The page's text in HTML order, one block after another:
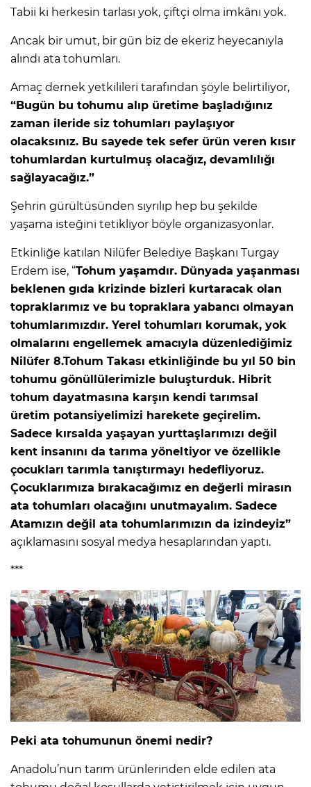
Tabii ki herkesin tarlası yok, çiftçi olma imkânı yok.
Ancak bir umut, bir gün biz de ekeriz heyecanıyla
alındı ata tohumları.
Amaç dernek yetkilileri tarafından şöyle belirtiliyor,
“Bugün bu tohumu alıp üretime başladığınız
zaman ileride siz tohumları paylaşıyor
olacaksınız. Bu sayede tek sefer ürün veren kısır
tohumlardan kurtulmuş olacağız, devamlılığı
sağlayacağız.”
Şehrin gürültüsünden sıyrılıp hep bu şekilde
yaşama isteğini tetikliyor böyle organizasyonlar.
Etkinliğe katılan Nilüfer Belediye Başkanı Turgay
Erdem ise, “Tohum yaşamdır. Dünyada yaşanması
beklenen gıda krizinde bizleri kurtaracak olan
topraklarımız ve bu topraklara yabancı olmayan
tohumlarımızdır. Yerel tohumları korumak, yok
olmalarını engellemek amacıyla düzenlediğimiz
Nilüfer 8.Tohum Takası etkinliğinde bu yıl 50 bin
tohumu gönüllülerimizle buluşturduk. Hibrit
tohum dayatmasına karşın kendi tarımsal
üretim potansiyelimizi harekete geçirelim.
Sadece kırsalda yaşayan yurttaşlarımızı değil
kent insanını da tarıma yöneltiyor ve özellikle
çocukları tarımla tanıştırmayı hedefliyoruz.
Çocuklarımıza bırakacağımız en değerli mirasın
ata tohumları olacağını unutmayalım. Sadece
Atamızın değil ata tohumlarımızın da izindeyiz”
açıklamasını sosyal medya hesaplarından yaptı.
***
Peki ata tohumunun önemi nedir?
Anadolu’nun tarım ürünlerinden elde edilen ata